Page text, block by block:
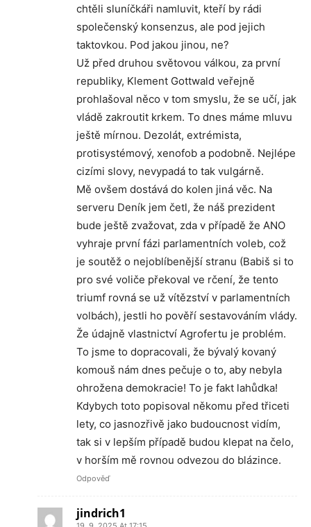
chtěli sluníčkáři namluvit, kteří by rádi
společenský konsenzus, ale pod jejich
taktovkou. Pod jakou jinou, ne?
Už před druhou světovou válkou, za první
republiky, Klement Gottwald veřejně
prohlašoval něco v tom smyslu, že se učí, jak
vládě zakroutit krkem. To dnes máme mluvu
ještě mírnou. Dezolát, extrémista,
protisystémový, xenofob a podobně. Nejlépe
cizími slovy, nevypadá to tak vulgárně.
Mě ovšem dostává do kolen jiná věc. Na
serveru Deník jem četl, že náš prezident
bude ještě zvažovat, zda v případě že ANO
vyhraje první fázi parlamentních voleb, což
je soutěž o nejoblíbenější stranu (Babiš si to
pro své voliče překoval ve rčení, že tento
triumf rovná se už vítězství v parlamentních
volbách), jestli ho pověří sestavováním vlády.
Že údajně vlastnictví Agrofertu je problém.
To jsme to dopracovali, že bývalý kovaný
komouš nám dnes pečuje o to, aby nebyla
ohrožena demokracie! To je fakt lahůdka!
Kdybych toto popisoval někomu před třiceti
lety, co jasnozřivě jako budoucnost vidím,
tak si v lepším případě budou klepat na čelo,
v horším mě rovnou odvezou do blázince.
Odpověď
jindrich1